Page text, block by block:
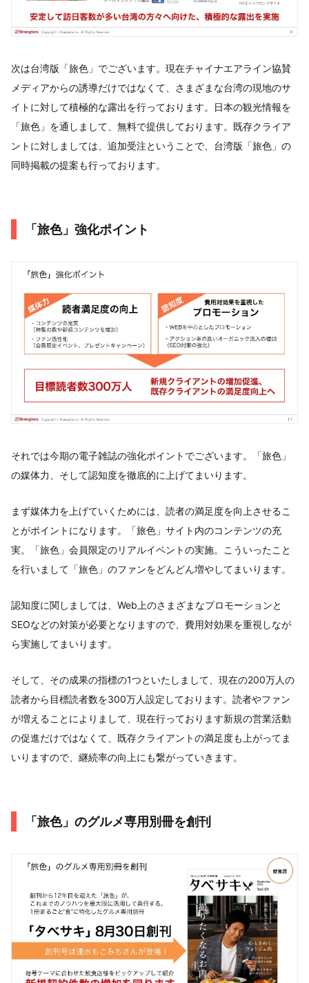
次は台湾版「旅色」でございます。現在チャイナエアライン協賛
メディアからの誘導だけではなくて、さまざまな台湾の現地のサ
イトに対して積極的な露出を行っております。日本の観光情報を
「旅色」を通しまして、無料で提供しております。既存クライア
ントに対しましては、追加受注ということで、台湾版「旅色」の
同時掲載の提案も行っております。
「旅色」強化ポイント
それでは今期の電子雑誌の強化ポイントでございます。「旅色」
の媒体力、そして認知度を徹底的に上げてまいります。
まず媒体力を上げていくためには、読者の満足度を向上させるこ
とがポイントになります。「旅色」サイト内のコンテンツの充
実。「旅色」会員限定のリアルイベントの実施。こういったこと
を行いまして「旅色」のファンをどんどん増やしてまいります。
認知度に関しましては、Web上のさまざまなプロモーションと
SEOなどの対策が必要となりますので、費用対効果を重視しなが
ら実施してまいります。
そして、その成果の指標の1つといたしまして、現在の200万人の
読者から目標読者数を300万人設定しております。読者やファン
が増えることによりまして、現在行っております新規の営業活動
の促進だけではなくて、既存クライアントの満足度も上がってま
いりますので、継続率の向上にも繋がっていきます。
「旅色」のグルメ専用別冊を創刊